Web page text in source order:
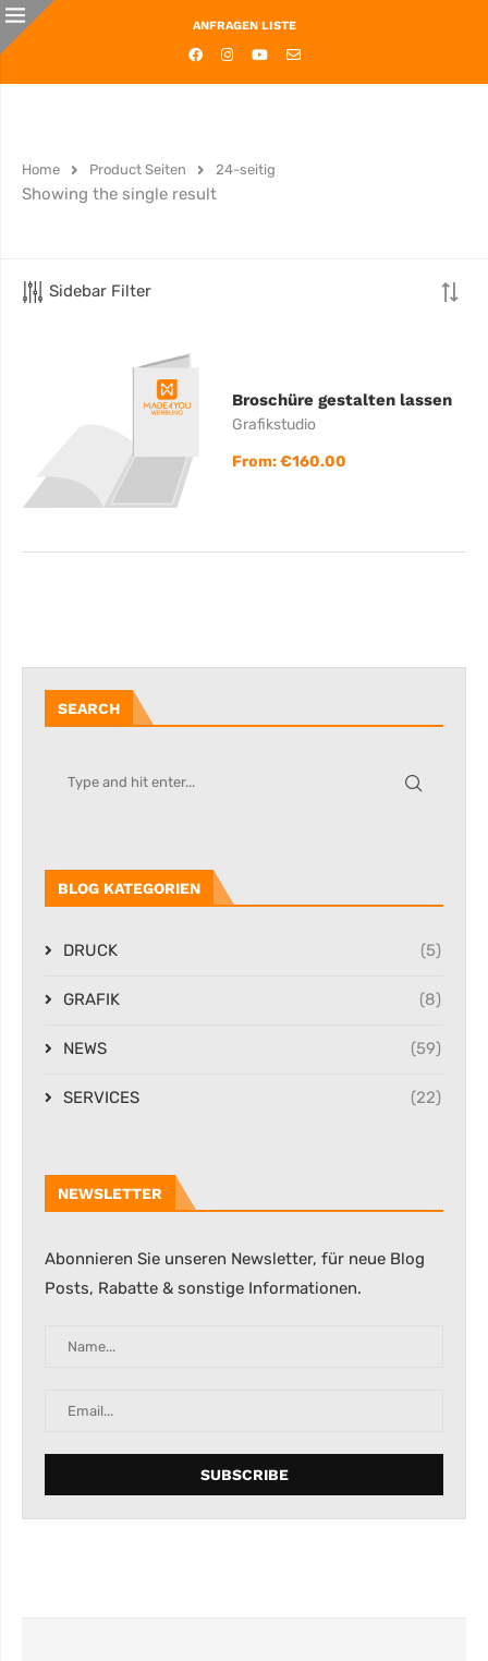
ANFRAGEN LISTE
Home Product Seiten 24-seitig
Showing the single result
Sidebar Filter
Broschüre gestalten lassen
Grafikstudio
From:€160.00
SEARCH
BLOG KATEGORIEN
DRUCK (5)
GRAFIK (8)
NEWS (59)
SERVICES (22)
NEWSLETTER
Abonnieren Sie unseren Newsletter, für neue Blog
Posts, Rabatte & sonstige Informationen.